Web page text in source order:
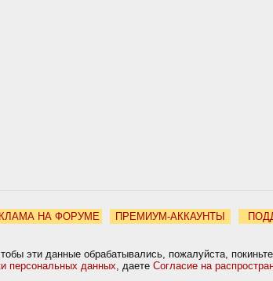
НА ФОРУМЕ ПРЕМИУМ-АККАУНТЫ
эти данные обрабатывались, пожалуйста,
персональных данных, даете Согласие на